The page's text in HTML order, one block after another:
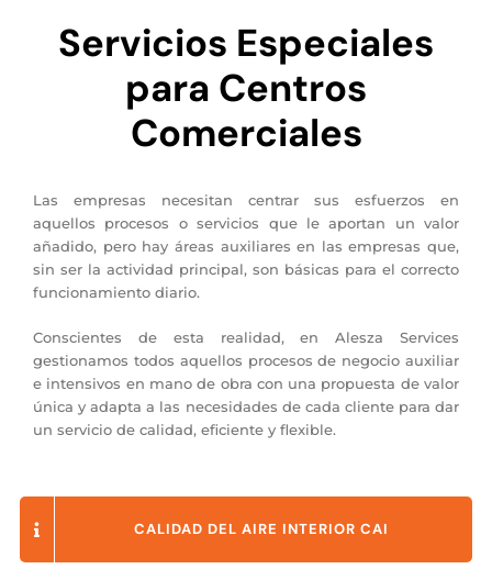
Servicios Especiales
para Centros
Comerciales
Las empresas necesitan centrar sus esfuerzos en
aquellos procesos o servicios que le aportan un valor
añadido, pero hay áreas auxiliares en las empresas que,
sin ser la actividad principal, son básicas para el correcto
funcionamiento diario.
Conscientes de esta realidad, en Alesza Services
gestionamos todos aquellos procesos de negocio auxiliar
e intensivos en mano de obra con una propuesta de valor
única y adapta a las necesidades de cada cliente para dar
un servicio de calidad, eficiente y flexible.
CALIDAD DEL AIRE INTERIOR CAI